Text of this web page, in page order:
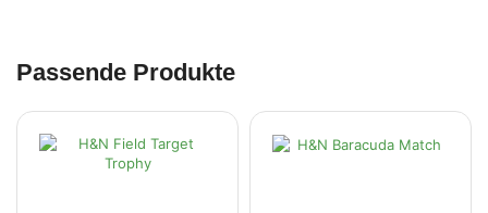
Passende Produkte